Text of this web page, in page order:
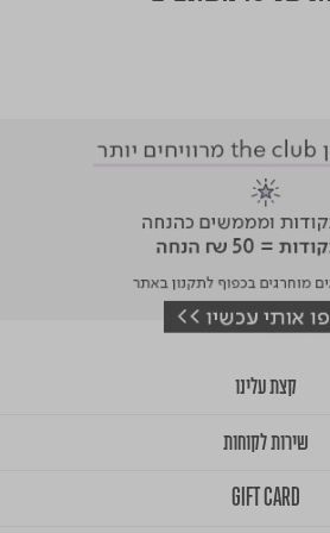
קצת עלינו
שירות לקוחות
GIFT CARD